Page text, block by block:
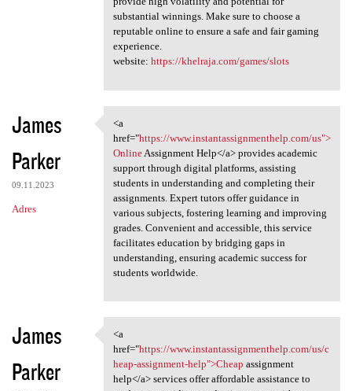
substantial winnings. Make sure to choose a
reputable online to ensure a safe and fair gaming
experience.
website: https://khelraja.com/games/slots
James
Parker
09.11.2023
Adres
<a href="https://www
<a
href="https://www.instantassignmenthelp.com/us">
OnlineAssignment Help</a> provides academic
support through digital platforms, assisting
students in understanding and completing their
assignments. Expert tutors offer guidance in
various subjects, fostering learning and improving
grades. Convenient and accessible, this service
facilitates education by bridging gaps in
understanding, ensuring academic success for
students worldwide.
James
Parker
<a href="https://www
<a
href="https://www.instantassignmenthelp.com/us/c
heap-assignment-help">Cheap assignment
help</a> services offer affordable assistance to